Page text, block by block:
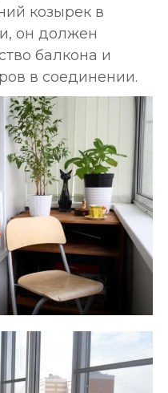
козырек в
он должен
балкона и
в соединении.